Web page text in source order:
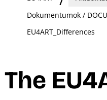
Dokumentumok /
EU4ART_Differences
The